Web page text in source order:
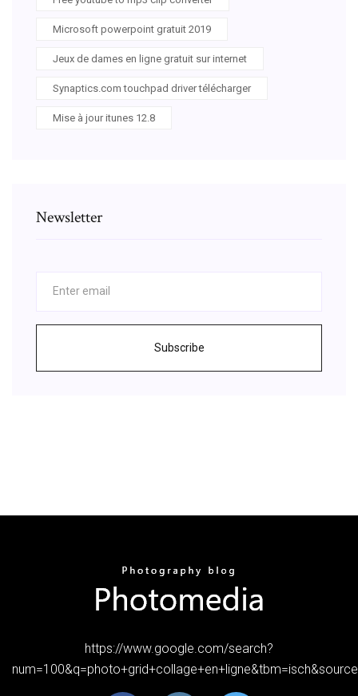
Microsoft powerpoint gratuit 2019
Jeux de dames en ligne gratuit sur internet
Synaptics.com touchpad driver télécharger
Mise à jour itunes 12.8
Newsletter
Subscribe
https://www.google.com/search?